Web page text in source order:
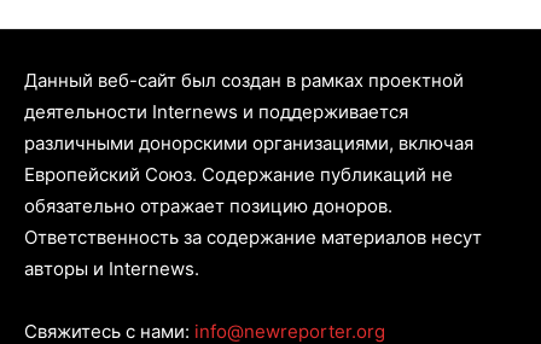
Данный веб-сайт был создан в рамках проектной
деятельности Internews и поддерживается
различными донорскими организациями, включая
Европейский Союз. Содержание публикаций не
обязательно отражает позицию доноров.
Ответственность за содержание материалов несут
авторы и Internews.
Свяжитесь с нами: info@newreporter.org